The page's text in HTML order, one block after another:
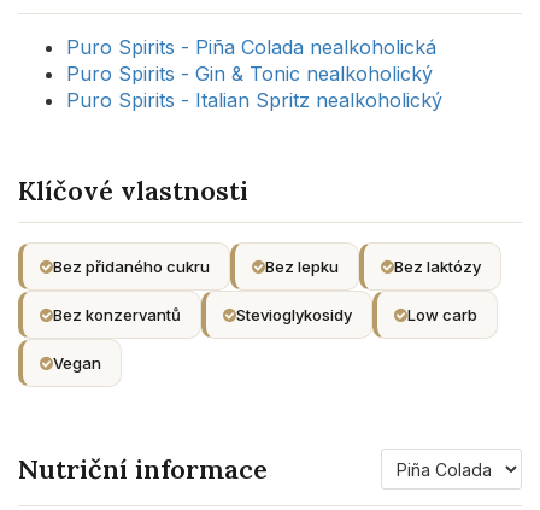
Puro Spirits - Piña Colada nealkoholická
Puro Spirits - Gin & Tonic nealkoholický
Puro Spirits - Italian Spritz nealkoholický
Klíčové vlastnosti
Bez přidaného cukru Bez lepku Bez laktózy
Bez konzervantů Stevioglykosidy Low carb
Vegan
Nutriční informace
Související
produkt